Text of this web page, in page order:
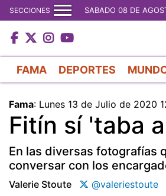
SECCIONES SABADO 08 DE
FAMA DEPORTES
Fama: Lunes 13 de Julio de 2020
Fitín sí 'taba
En las diversas fotografías
conversar con los
Valerie Stoute @valeriestoute